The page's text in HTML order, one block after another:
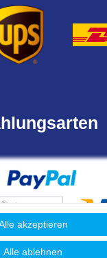
akzeptieren
Alle ablehnen